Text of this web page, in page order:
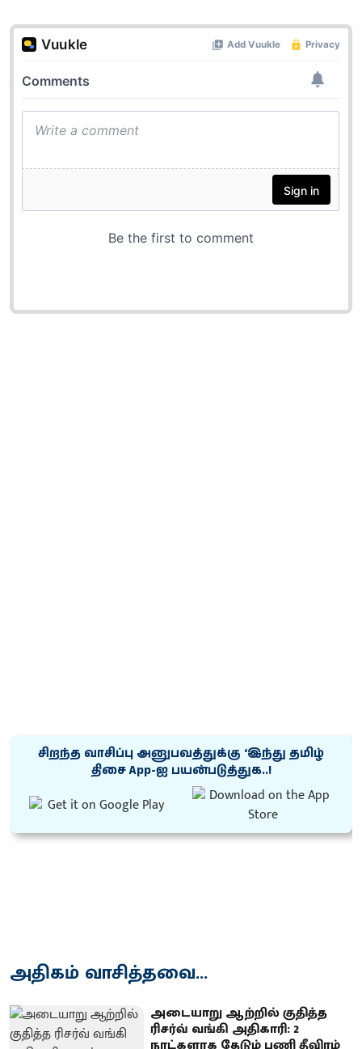
சிறந்த வாசிப்பு அனுபவத்துக்கு ‘இந்து தமிழ்
திசை App-ஐ பயன்படுத்துக..!
அதிகம் வாசித்தவை...
அடையாறு ஆற்றில் குதித்த
ரிசர்வ் வங்கி அதிகாரி: 2